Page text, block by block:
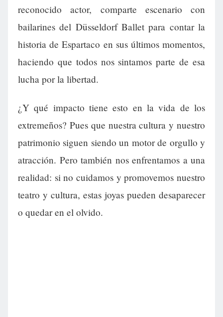
reconocido actor, comparte escenario con
bailarines del Düsseldorf Ballet para contar la
historia de Espartaco en sus últimos momentos,
haciendo que todos nos sintamos parte de esa
lucha por la libertad.
¿Y qué impacto tiene esto en la vida de los
extremeños? Pues que nuestra cultura y nuestro
patrimonio siguen siendo un motor de orgullo y
atracción. Pero también nos enfrentamos a una
realidad: si no cuidamos y promovemos nuestro
teatro y cultura, estas joyas pueden desaparecer
o quedar en el olvido.